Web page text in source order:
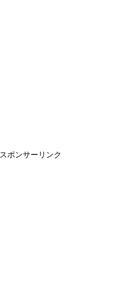
スポンサーリンク